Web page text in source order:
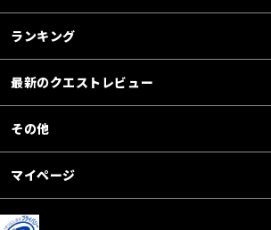
ランキング
最新のクエストレビュー
その他
マイページ